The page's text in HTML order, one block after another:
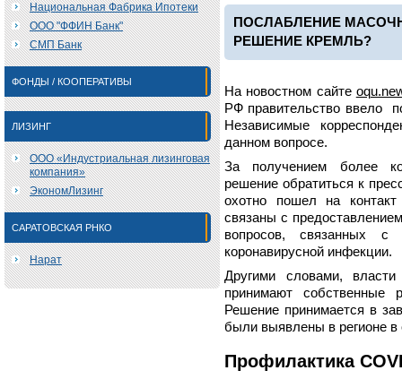
Национальная Фабрика Ипотеки
ООО "ФФИН Банк"
СМП Банк
ФОНДЫ / КООПЕРАТИВЫ
ЛИЗИНГ
ООО «Индустриальная лизинговая
компания»
ЭкономЛизинг
САРАТОВСКАЯ РНКО
Нарат
ПОСЛАБЛЕНИЕ
РЕШЕНИЕ КРЕМЛЬ?
На новостном сайте
РФ правительство ввело
Независимые
данном вопросе.
За получением более
решение обратиться к
охотно пошел на
связаны с
вопросов, связанных с
коронавирусной инфекции.
Другими словами,
принимают собственные
Решение принимается в
были выявлены в регионе
Профилактика